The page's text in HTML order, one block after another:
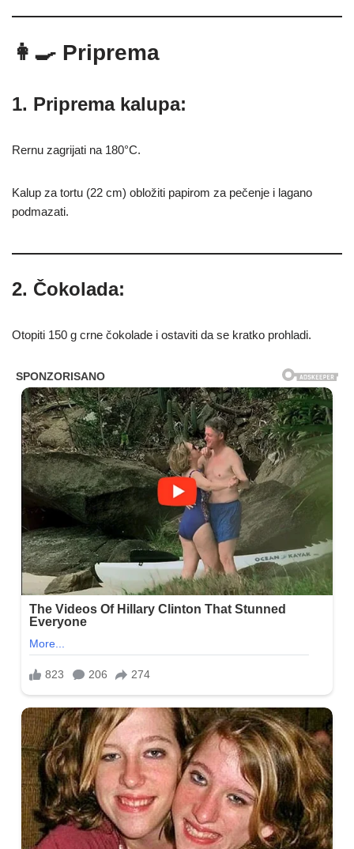
👩‍🍳 Priprema
1. Priprema kalupa:
Rernu zagrijati na 180°C.
Kalup za tortu (22 cm) obložiti papirom za pečenje i lagano
podmazati.
2. Čokolada:
Otopiti 150 g crne čokolade i ostaviti da se kratko prohladi.